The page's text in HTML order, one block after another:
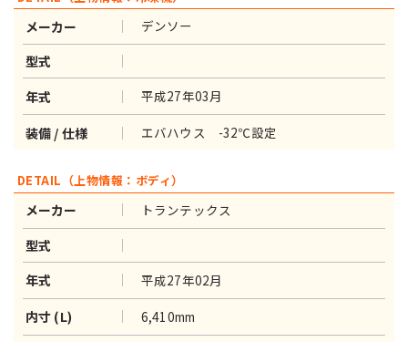
メーカー
デンソー
型式
年式
平成27年03月
装備 / 仕様 エバハウス -32℃設定
DETAIL（上物情報：ボディ）
メーカー
トランテックス
型式
年式
平成27年02月
内寸 (L) 6,410mm